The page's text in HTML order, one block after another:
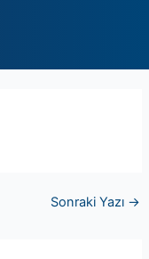
Sonraki Yazı →